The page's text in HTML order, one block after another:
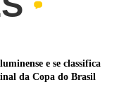
e se classifica
da Copa do Brasil